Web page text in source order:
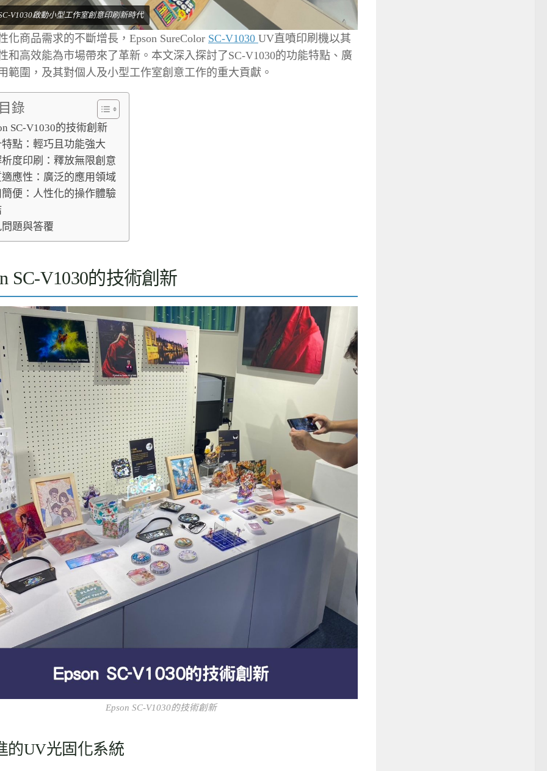
V1030啟動小型工作室創意印刷新時代
化商品需求的不斷增長，Epson SureColor SC-V1030 UV直噴印刷機以其
和高效能為市場帶來了革新。本文深入探討了SC-V1030的功能特點、廣
範圍，及其對個人及小型工作室創意工作的重大貢獻。
錄
SC-V1030的技術創新
點：輕巧且功能強大
度印刷：釋放無限創意
應性：廣泛的應用領域
便：人性化的操作體驗
題與答覆
SC-V1030的技術創新
Epson SC-V1030的技術創新
的UV光固化系統